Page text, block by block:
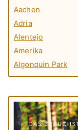
Aachen
Adria
Alentejo
Amerika
Algonquin Park